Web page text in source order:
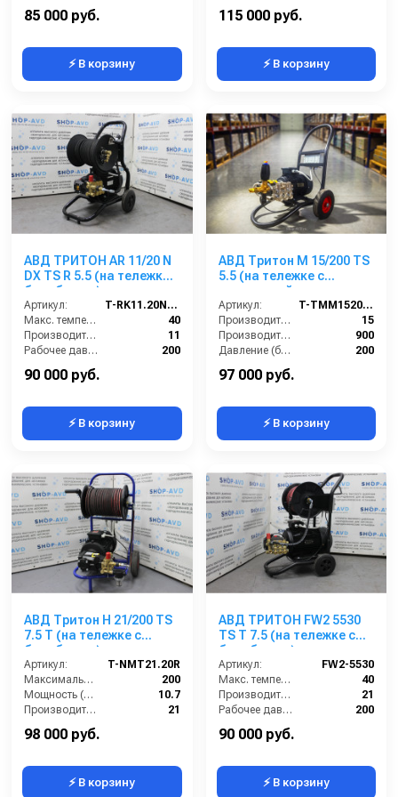
85 000 руб.
⚡ В корзину
115 000 руб.
⚡ В корзину
АВД ТРИТОН AR 11/20 N
DX TS R 5.5 (на тележке с
барабаном)
Артикул:
T-RK11.20NDX
Макс. температура воды (°C):
40
Производительность (л/мин):
11
Рабочее давление (бар):
200
Мощность (кВт):
90 000 руб.
⚡ В корзину
АВД Тритон M 15/200 TS
5.5 (на тележке с
электрикой и
теплозащитой)
Артикул:
T-TMM15200R
Производительность (л/мин):
15
Производительность (л/ч):
900
Давление (бар):
200
Напряжение (В):
97 000 руб.
⚡ В корзину
АВД Тритон H 21/200 TS
7.5 T (на тележке с
барабаном)
Артикул:
T-NMT21.20R
Максимальное давление (бар):
200
Мощность (л/с):
10.7
Производительность (л/мин):
21
Производительность (л/ч):
98 000 руб.
⚡ В корзину
АВД ТРИТОН FW2 5530
TS T 7.5 (на тележке с
барабаном)
Артикул:
FW2-5530
Макс. температура воды (°C):
40
Производительность (л/мин):
21
Рабочее давление (бар):
200
Мощность (кВт):
90 000 руб.
⚡ В корзину